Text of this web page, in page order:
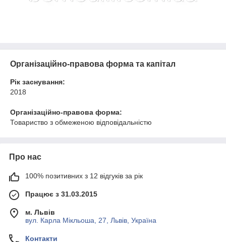
Організаційно-правова форма та капітал
Рік заснування:
2018
Організаційно-правова форма:
Товариство з обмеженою відповідальністю
Про нас
100% позитивних з 12 відгуків за рік
Працює з 31.03.2015
м. Львів
вул. Карла Мікльоша, 27, Львів, Україна
Контакти